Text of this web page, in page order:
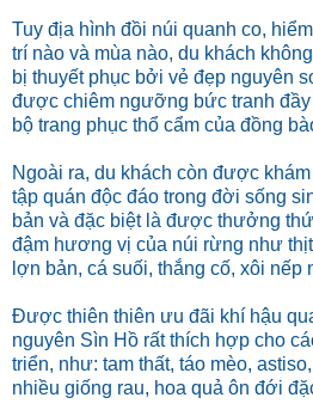
Tuy địa hình đồi núi quanh co,
trí nào và mùa nào, du khách
bị thuyết phục bởi vẻ đẹp nguyên
được chiêm ngưỡng bức tranh
bộ trang phục thổ cẩm của đồng
Ngoài ra, du khách còn được
tập quán độc đáo trong đời sống
bản và đặc biệt là được thưởng
đậm hương vị của núi rừng như
lợn bản, cá suối, thắng cố, xôi
Được thiên thiên ưu đãi khí hậu
nguyên Sìn Hồ rất thích hợp cho
triển, như: tam thất, táo mèo,
nhiều giống rau, hoa quả ôn đới